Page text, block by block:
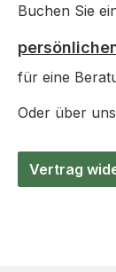
Buchen Sie
für eine
Oder über
Vertrag